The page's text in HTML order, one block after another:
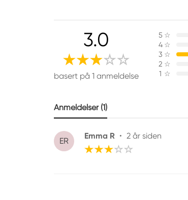
3.0
basert på 1 anmeldelse
5 ☆
4 ☆
3 ☆
2 ☆
1 ☆
Anmeldelser (1)
ER
Emma R • 2 år siden